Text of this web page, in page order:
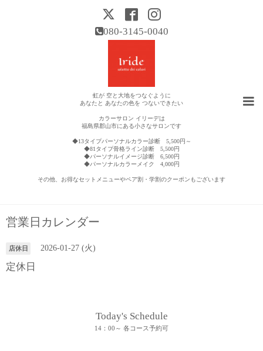
080-3145-0040
虹が 空と大地をつなぐように
あなたと あなたの色を つないできたい
カラーサロン イリーデは
福島県郡山市にある小さなサロンです
◆13タイプパーソナルカラー診断 5,500円～
◆81タイプ骨格ライン診断 5,500円
◆パーソナルイメージ診断 6,500円
◆パーソナルカラーメイク 4,000円
その他、お得なセットメニューやペア割・学割のクーポンもございます
営業日カレンダー
店休日 2026-01-27 (火)
定休日
Today's Schedule
14：00～ 各コース予約可